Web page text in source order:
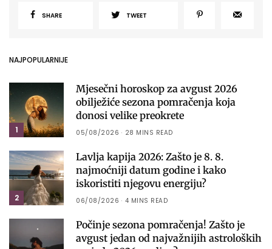
SHARE TWEET
NAJPOPULARNIJE
1
Mjesečni horoskop za avgust 2026
obilježiće sezona pomračenja koja
donosi velike preokrete
05/08/2026 28 MINS READ
2
Lavlja kapija 2026: Zašto je 8. 8.
najmoćniji datum godine i kako
iskoristiti njegovu energiju?
06/08/2026 4 MINS READ
Počinje sezona pomračenja! Zašto je
avgust jedan od najvažnijih astroloških